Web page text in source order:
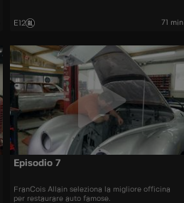
E12 71 min
Episodio 7
FranCois Allain seleziona la migliore officina
per restaurare auto famose.